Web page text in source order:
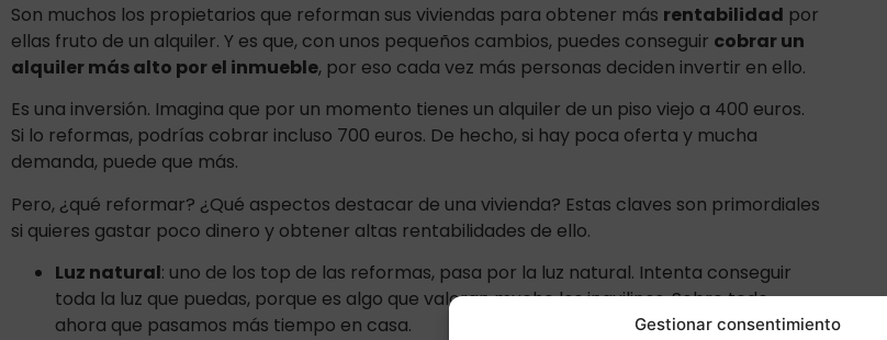
Gestionar consentimiento
Son muchos los propietarios que reforman sus viviendas para obtener más rentabilidad por
ellas fruto de un alquiler. Y es que, con unos pequeños cambios, puedes conseguir cobrar un
alquiler más alto por el inmueble, por eso cada vez más personas deciden invertir en ello.
Es una inversión. Imagina que por un momento tienes un alquiler de un piso viejo a 400 euros.
Si lo reformas, podrías cobrar incluso 700 euros. De hecho, si hay poca oferta y mucha
demanda, puede que más.
Pero, ¿qué reformar? ¿Qué aspectos destacar de una vivienda? Estas claves son primordiales
si quieres gastar poco dinero y obtener altas rentabilidades de ello.
Luz natural: uno de los top de las reformas, pasa por la luz natural. Intenta conseguir
toda la luz que puedas, porque es algo que valoran mucho los inquilinos. Sobre todo
ahora que pasamos más tiempo en casa.